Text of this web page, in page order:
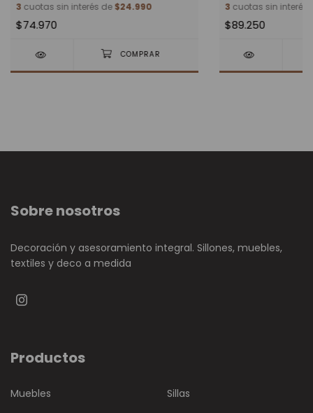
3 cuotas sin interés de$24.990
$74.970
3 cuotas sin interés
$89.250
Sobre nosotros
Decoración y asesoramiento integral. Sillones, muebles,
textiles y deco a medida
Productos
Muebles Sillas